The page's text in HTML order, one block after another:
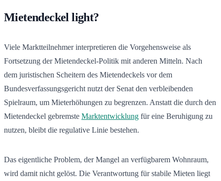
Mietendeckel light?
Viele Marktteilnehmer interpretieren die Vorgehensweise als
Fortsetzung der Mietendeckel-Politik mit anderen Mitteln. Nach
dem juristischen Scheitern des Mietendeckels vor dem
Bundesverfassungsgericht nutzt der Senat den verbleibenden
Spielraum, um Mieterhöhungen zu begrenzen. Anstatt die durch den
Mietendeckel gebremste Marktentwicklung für eine Beruhigung zu
nutzen, bleibt die regulative Linie bestehen.
Das eigentliche Problem, der Mangel an verfügbarem Wohnraum,
wird damit nicht gelöst. Die Verantwortung für stabile Mieten liegt